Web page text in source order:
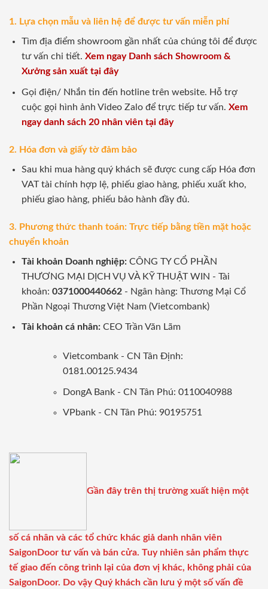
1. Lựa chọn mẫu và liên hệ để được tư vấn miễn phí
Tìm địa điểm showroom gần nhất của chúng tôi để được
tư vấn chi tiết. Xem ngay Danh sách Showroom &
Xưởng sản xuất tại đây
Gọi điện/ Nhắn tin đến hotline trên website. Hỗ trợ
cuộc gọi hình ảnh Video Zalo để trực tiếp tư vấn. Xem
ngay danh sách 20 nhân viên tại đây
2. Hóa đơn và giấy tờ đảm bảo
Sau khi mua hàng quý khách sẽ được cung cấp Hóa đơn
VAT tài chính hợp lệ, phiếu giao hàng, phiếu xuất kho,
phiếu giao hàng, phiếu bảo hành đầy đủ.
3. Phương thức thanh toán: Trực tiếp bằng tiền mặt hoặc
chuyển khoản
Tài khoản Doanh nghiệp:CÔNG TY CỔ PHẦN
THƯƠNG MẠI DỊCH VỤ VÀ KỸ THUẬT WIN - Tài
khoản: 0371000440662- Ngân hàng: Thương Mại Cổ
Phần Ngoại Thương Việt Nam (Vietcombank)
Tài khoản cá nhân: CEO Trần Văn Lãm
Vietcombank - CN Tân Định:
0181.00125.9434
DongA Bank - CN Tân Phú: 0110040988
VPbank - CN Tân Phú: 90195751
Gần đây trên thị trường xuất hiện một
số cá nhân và các tổ chức khác giả danh nhân viên
SaigonDoor tư vấn và bán cửa. Tuy nhiên sản phẩm thực
tế giao đến công trình lại của đơn vị khác, không phải của
SaigonDoor. Do vậy Quý khách cần lưu ý một số vấn đề